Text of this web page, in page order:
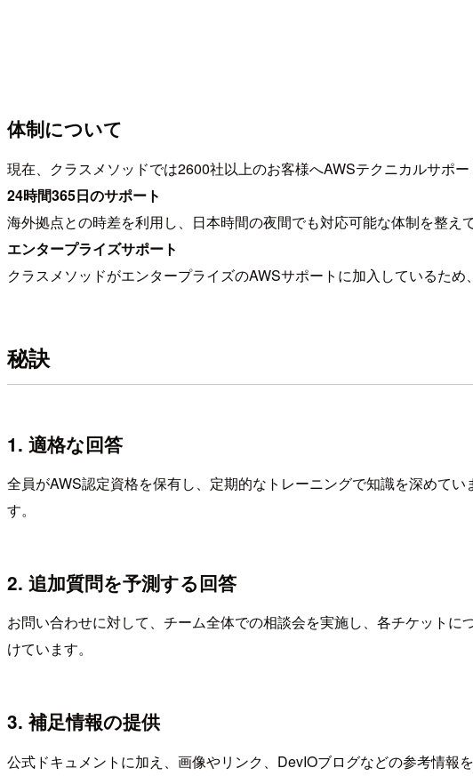
体制について
現在、クラスメソッドでは2600社以上のお客様へAWSテクニカルサポー
24時間365日のサポート
海外拠点との時差を利用し、日本時間の夜間でも対応可能な体制を整えて
エンタープライズサポート
クラスメソッドがエンタープライズのAWSサポートに加入しているた
秘訣
1. 適格な回答
全員がAWS認定資格を保有し、定期的なトレーニングで知識を深めて
す。
2. 追加質問を予測する回答
お問い合わせに対して、チーム全体での相談会を実施し、各チケット
けています。
3. 補足情報の提供
公式ドキュメントに加え、画像やリンク、DevIOブログなどの参考情